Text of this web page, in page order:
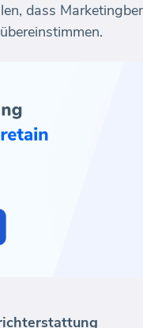
dass